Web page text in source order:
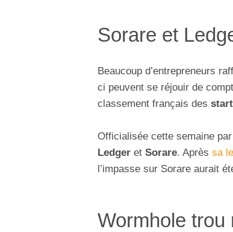
Sorare et
Beaucoup d’entrepreneurs
ci peuvent se réjouir de
classement français des
Officialisée cette semaine
Ledger et Sorare. Après sa
l’impasse sur Sorare aurait
Wormhole trou